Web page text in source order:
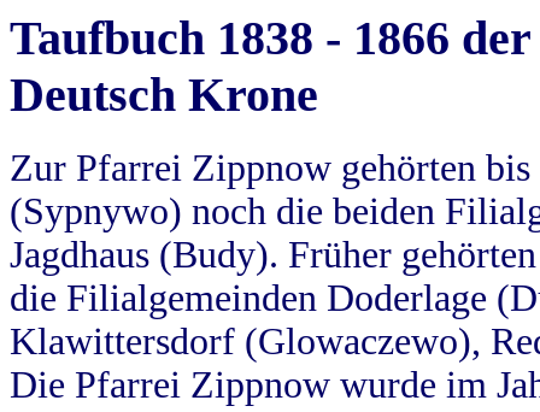
Taufbuch 1838 - 1866
Deutsch Krone
Zur Pfarrei Zippnow gehörten
(Sypnywo) noch die beiden
Jagdhaus (Budy). Früher
die Filialgemeinden Doderlage
Klawittersdorf (Glowaczewo),
Die Pfarrei Zippnow wurde im